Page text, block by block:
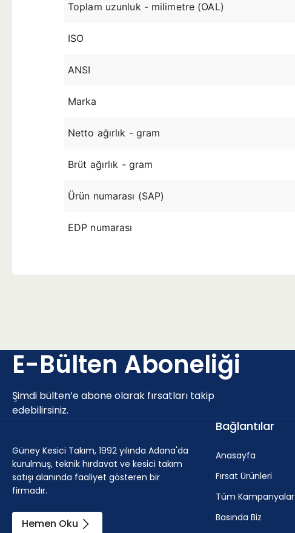
Toplam uzunluk - milimetre (OAL)
ISO
ANSI
Marka
Netto ağırlık - gram
Brüt ağırlık - gram
Ürün numarası (SAP)
EDP numarası
E-Bülten Aboneliği
Şimdi bülten’e abone olarak fırsatları takip
edebilirsiniz.
Güney Kesici Takım, 1992 yılında Adana'da
kurulmuş, teknik hırdavat ve kesici takım
satışı alanında faaliyet gösteren bir
firmadır.
Hemen Oku
Bağlantılar
Anasayfa
Fırsat Ürünleri
Tüm Kampanyalar
Basında Biz